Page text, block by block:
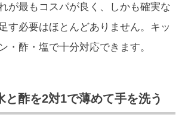
が最もコスパが良く、しかも確実な
す必要はほとんどありません。キッ
・酢・塩で十分対応できます。
と酢を2対1で薄めて手を洗う